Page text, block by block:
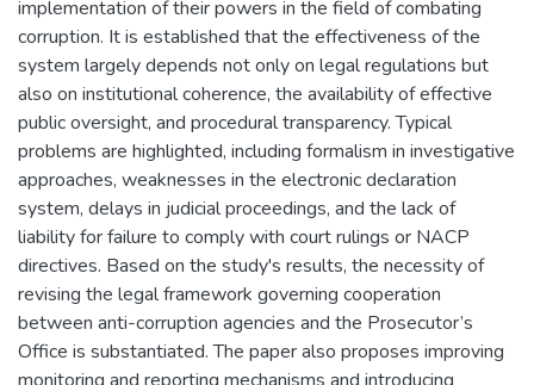
implementation of their powers in the field of combating
corruption. It is established that the effectiveness of the
system largely depends not only on legal regulations but
also on institutional coherence, the availability of effective
public oversight, and procedural transparency. Typical
problems are highlighted, including formalism in investigative
approaches, weaknesses in the electronic declaration
system, delays in judicial proceedings, and the lack of
liability for failure to comply with court rulings or NACP
directives. Based on the study's results, the necessity of
revising the legal framework governing cooperation
between anti-corruption agencies and the Prosecutor’s
Office is substantiated. The paper also proposes improving